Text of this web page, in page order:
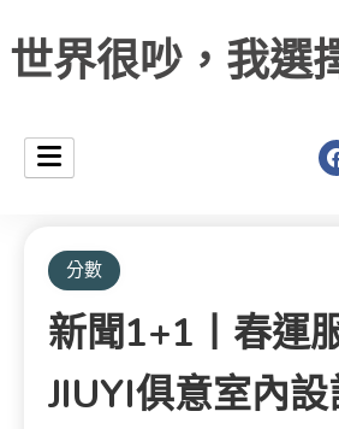
世界很吵，我選
分數
新聞1+1丨春運
JIUYI俱意室內